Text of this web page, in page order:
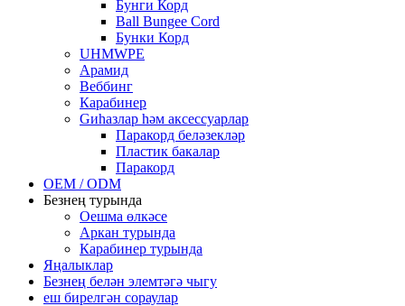
Бунги Корд
Ball Bungee Cord
Бунки Корд
UHMWPE
Арамид
Веббинг
Карабинер
Gиһазлар һәм аксессуарлар
Паракорд беләзекләр
Пластик бакалар
Паракорд
OEM / ODM
Безнең турында
Оешма өлкәсе
Аркан турында
Карабинер турында
Яңалыклар
Безнең белән элемтәгә чыгу
еш бирелгән сораулар